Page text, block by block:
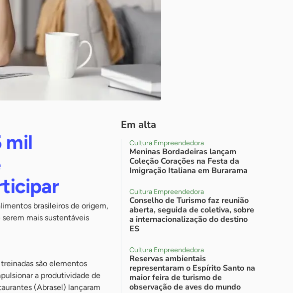
mil
brasileiros de origem,
mais sustentáveis
são elementos
a produtividade de
(Abrasel) lançaram
Em alta
Cultura Empreendedora
Meninas Bordadeiras lançam
Coleção Corações na Festa da
Imigração Italiana em Burarama
Cultura Empreendedora
Conselho de Turismo faz reunião
aberta, seguida de coletiva, sobre
a internacionalização do destino
ES
Cultura Empreendedora
Reservas ambientais
representaram o Espírito Santo na
maior feira de turismo de
observação de aves do mundo